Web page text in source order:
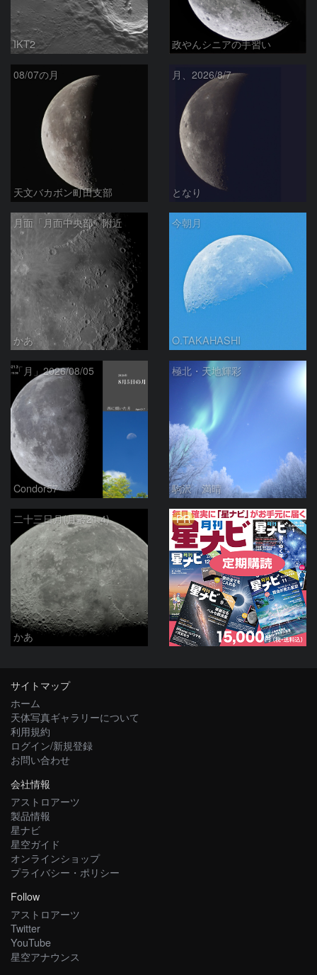
IKT2 政やんシニアの手習い
08/07の月
天文バカボン町田支部
月、2026/8/7
となり
月面「月面中央部」附近
かあ
今朝月
O.TAKAHASHI
「月」2026/08/05
Condor57
極北・天地輝彩
駒沢 満晴
二十三日月(月齢21.4)
かあ
PR
サイトマップ
ホーム
天体写真ギャラリーについて
利用規約
ログイン/新規登録
お問い合わせ
会社情報
アストロアーツ
製品情報
星ナビ
星空ガイド
オンラインショップ
プライバシー・ポリシー
Follow
アストロアーツ
Twitter
YouTube
星空アナウンス